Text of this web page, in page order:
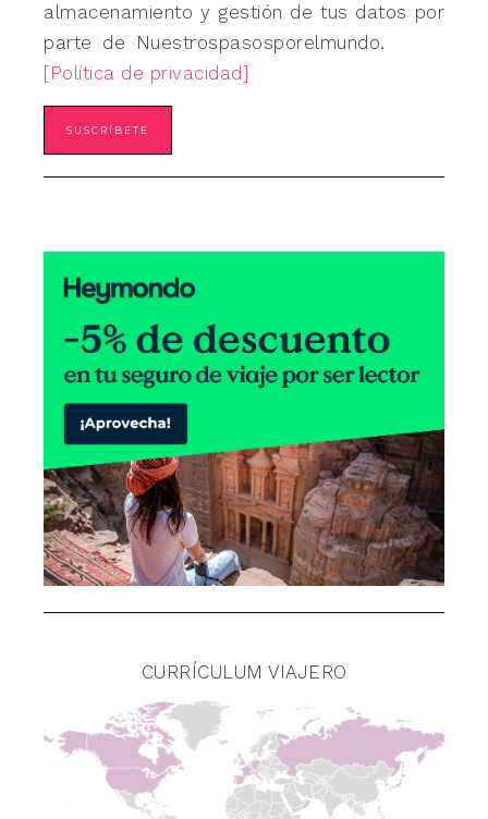
almacenamiento y gestión de tus datos por
parte de Nuestrospasosporelmundo.
[Política de privacidad]
CURRÍCULUM VIAJERO